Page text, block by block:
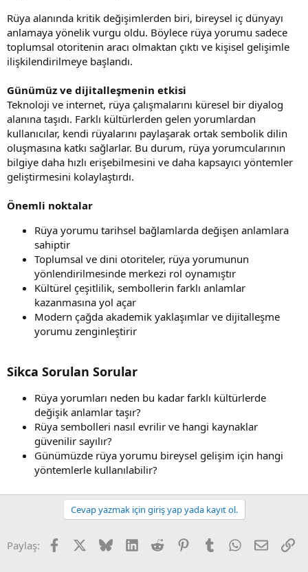
Rüya alanında kritik değişimlerden biri, bireysel iç dünyayı
anlamaya yönelik vurgu oldu. Böylece rüya yorumu sadece
toplumsal otoritenin aracı olmaktan çıktı ve kişisel gelişimle
ilişkilendirilmeye başlandı.
Günümüz ve dijitalleşmenin etkisi
Teknoloji ve internet, rüya çalışmalarını küresel bir diyalog
alanına taşıdı. Farklı kültürlerden gelen yorumlardan
kullanıcılar, kendi rüyalarını paylaşarak ortak sembolik dilin
oluşmasına katkı sağlarlar. Bu durum, rüya yorumcularının
bilgiye daha hızlı erişebilmesini ve daha kapsayıcı yöntemler
geliştirmesini kolaylaştırdı.
Önemli noktalar
Rüya yorumu tarihsel bağlamlarda değişen anlamlara
sahiptir
Toplumsal ve dini otoriteler, rüya yorumunun
yönlendirilmesinde merkezi rol oynamıştır
Kültürel çeşitlilik, sembollerin farklı anlamlar
kazanmasına yol açar
Modern çağda akademik yaklaşımlar ve dijitalleşme
yorumu zenginleştirir
Sikca Sorulan Sorular
Rüya yorumları neden bu kadar farklı kültürlerde
değişik anlamlar taşır?
Rüya sembolleri nasıl evrilir ve hangi kaynaklar
güvenilir sayılır?
Günümüzde rüya yorumu bireysel gelişim için hangi
yöntemlerle kullanılabilir?
Cevap yazmak için giriş yap yada kayıt ol.
Paylaş: FacebookX (Twitter)
BlueskyLinkedInReddit PinterestTumblr WhatsApp
E-posta